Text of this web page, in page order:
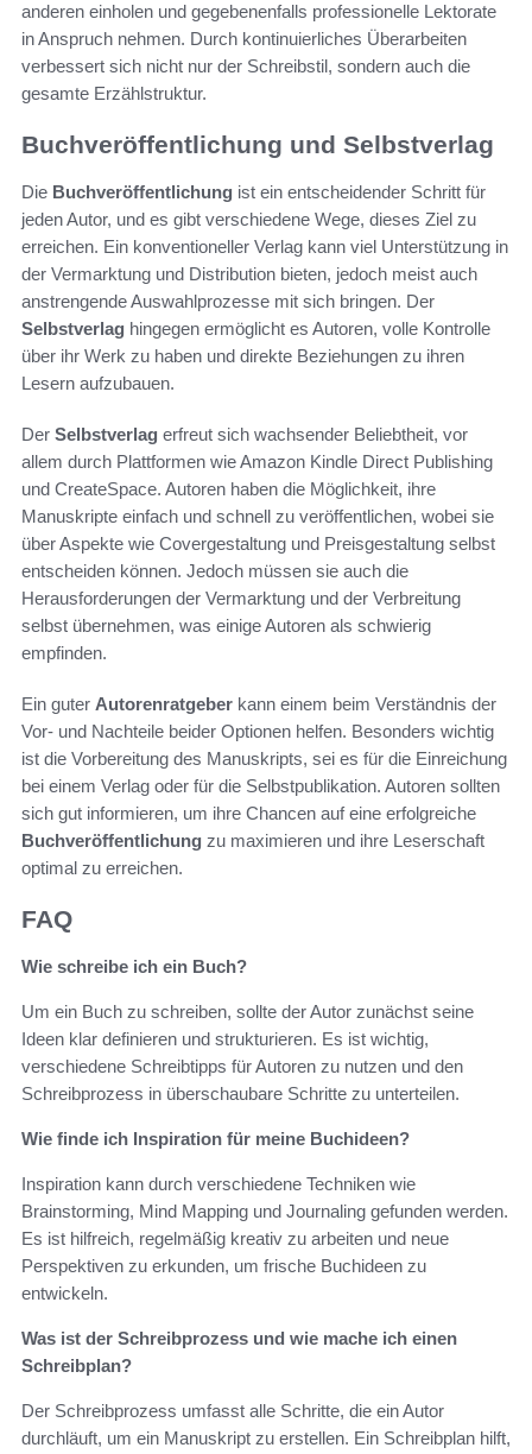
anderen einholen und gegebenenfalls professionelle Lektorate
in Anspruch nehmen. Durch kontinuierliches Überarbeiten
verbessert sich nicht nur der Schreibstil, sondern auch die
gesamte Erzählstruktur.
Buchveröffentlichung und Selbstverlag
Die Buchveröffentlichung ist ein entscheidender Schritt für
jeden Autor, und es gibt verschiedene Wege, dieses Ziel zu
erreichen. Ein konventioneller Verlag kann viel Unterstützung in
der Vermarktung und Distribution bieten, jedoch meist auch
anstrengende Auswahlprozesse mit sich bringen. Der
Selbstverlag hingegen ermöglicht es Autoren, volle Kontrolle
über ihr Werk zu haben und direkte Beziehungen zu ihren
Lesern aufzubauen.
Der Selbstverlag erfreut sich wachsender Beliebtheit, vor
allem durch Plattformen wie Amazon Kindle Direct Publishing
und CreateSpace. Autoren haben die Möglichkeit, ihre
Manuskripte einfach und schnell zu veröffentlichen, wobei sie
über Aspekte wie Covergestaltung und Preisgestaltung selbst
entscheiden können. Jedoch müssen sie auch die
Herausforderungen der Vermarktung und der Verbreitung
selbst übernehmen, was einige Autoren als schwierig
empfinden.
Ein guter Autorenratgeber kann einem beim Verständnis der
Vor- und Nachteile beider Optionen helfen. Besonders wichtig
ist die Vorbereitung des Manuskripts, sei es für die Einreichung
bei einem Verlag oder für die Selbstpublikation. Autoren sollten
sich gut informieren, um ihre Chancen auf eine erfolgreiche
Buchveröffentlichung zu maximieren und ihre Leserschaft
optimal zu erreichen.
FAQ
Wie schreibe ich ein Buch?
Um ein Buch zu schreiben, sollte der Autor zunächst seine
Ideen klar definieren und strukturieren. Es ist wichtig,
verschiedene Schreibtipps für Autoren zu nutzen und den
Schreibprozess in überschaubare Schritte zu unterteilen.
Wie finde ich Inspiration für meine Buchideen?
Inspiration kann durch verschiedene Techniken wie
Brainstorming, Mind Mapping und Journaling gefunden werden.
Es ist hilfreich, regelmäßig kreativ zu arbeiten und neue
Perspektiven zu erkunden, um frische Buchideen zu
entwickeln.
Was ist der Schreibprozess und wie mache ich einen
Schreibplan?
Der Schreibprozess umfasst alle Schritte, die ein Autor
durchläuft, um ein Manuskript zu erstellen. Ein Schreibplan hilft,